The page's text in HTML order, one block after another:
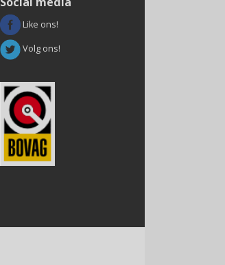
Like ons!
Volg ons!